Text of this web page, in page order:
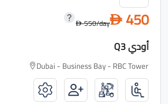
D 450
D550/day
أودي Q3
Dubai - Business Bay - RBC Tower